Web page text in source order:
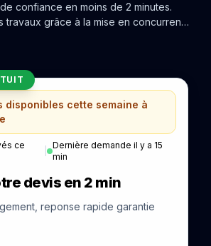
confiance en moins de 2 minutes.
travaux grâce à la mise en concurrence
disponibles cette semaine à
ce
|
Dernière demande il y a 15
min
devis en 2 min
reponse rapide garantie